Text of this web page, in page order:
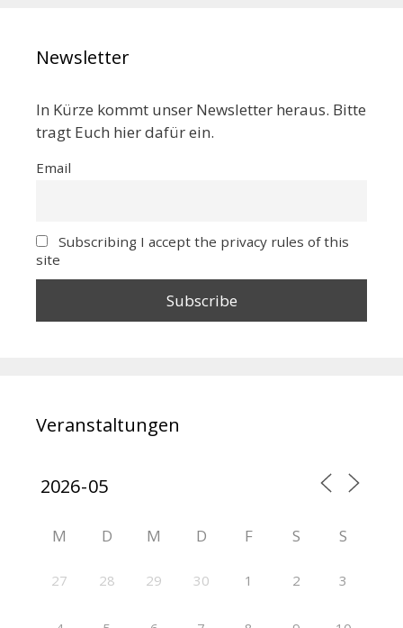
Newsletter
In Kürze kommt unser Newsletter heraus. Bitte
tragt Euch hier dafür ein.
Email
Subscribing I accept the privacy rules of this
site
Veranstaltungen
M D M D F S S
27 28 29 30 1 2 3